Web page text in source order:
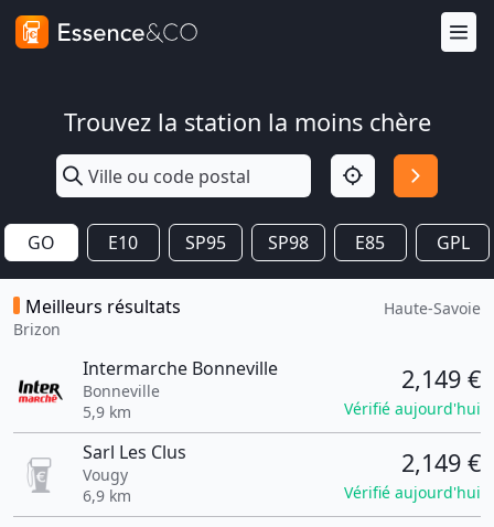
Trouvez la station la moins chère
GO E10 SP95 SP98 E85 GPL
Meilleurs résultats
Brizon
Haute-Savoie
Intermarche Bonneville
Bonneville
5,9 km
2,149 €
Vérifié aujourd'hui
Sarl Les Clus
Vougy
6,9 km
2,149 €
Vérifié aujourd'hui